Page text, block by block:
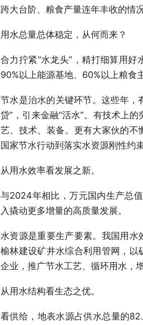
跨大台阶、粮食产量连年丰收的情
用水总量总体稳定，从何而来？
合力拧紧“水龙头”，精打细算用
90%以上能源基地、60%以上粮食
节水是治水的关键环节。这些年，
贷”，引来金融“活水”。有技术上
艺、技术、装备。更有大家伙的
国家节水行动到落实水资源刚性约
从用水效率看发展之新。
与2024年相比，万元国内生产总
入撬动更多增量的高质量发展。
水资源是重要生产要素。我国用
榆林建设矿井水综合利用管网，
企业，推广节水工艺、循环用水，
从用水结构看生态之优。
看供给，地表水源占供水总量的